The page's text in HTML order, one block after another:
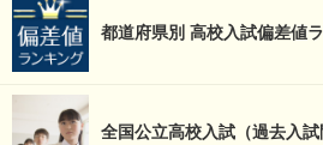
都道府県別 高校入試偏差値
全国公立高校入試（過去入試